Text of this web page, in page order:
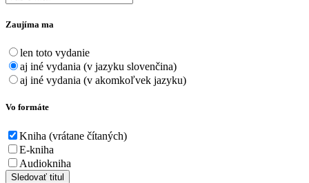
Zaujíma ma
len toto vydanie
aj iné vydania (v jazyku slovenčina)
aj iné vydania (v akomkoľvek jazyku)
Vo formáte
Kniha (vrátane čítaných)
E-kniha
Audiokniha
Sledovať titul